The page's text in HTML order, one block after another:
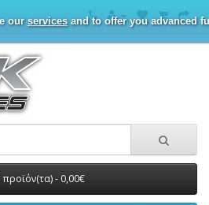
our servicesand to offer you advanced
προϊόν(τα) - 0,00€